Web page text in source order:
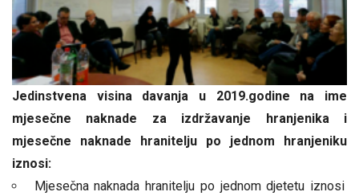
Jedinstvena visina davanja u 2019.godine na ime
mjesečne naknade za izdržavanje hranjenika i
mjesečne naknade hranitelju po jednom hranjeniku
iznosi:
Mjesečna naknada hranitelju po jednom djetetu iznosi